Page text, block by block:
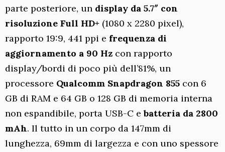
parte posteriore, un display da 5.7″ con
risoluzione Full HD+ (1080 x 2280 pixel),
rapporto 19:9, 441 ppi e frequenza di
aggiornamento a 90 Hz con rapporto
display/bordi di poco più dell’81%, un
processore Qualcomm Snapdragon 855 con 6
GB di RAM e 64 GB o 128 GB di memoria interna
non espandibile, porta USB-C ebatteria da 2800
mAh. Il tutto in un corpo da 147mm di
lunghezza, 69mm di largezza e con uno spessore